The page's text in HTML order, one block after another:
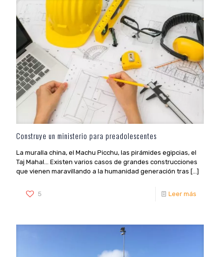
Construye un ministerio para preadolescentes
La muralla china, el Machu Picchu, las pirámides egipcias, el
Taj Mahal… Existen varios casos de grandes construcciones
que vienen maravillando a la humanidad generación tras […]
5 Leer más